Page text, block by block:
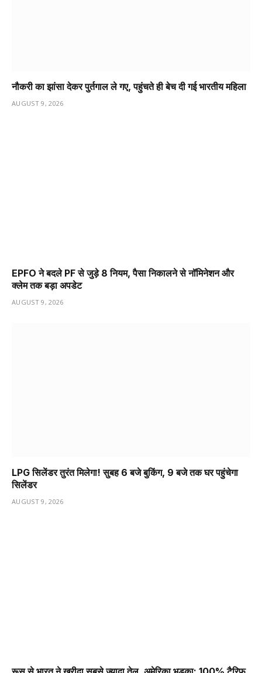
नौकरी का झांसा देकर पुर्तगाल ले गए, पहुंचते ही बेच दी गई भारतीय महिला
AUGUST 9, 2026
EPFO ने बदले PF से जुड़े 8 नियम, पैसा निकालने से नॉमिनेशन और
क्लेम तक बड़ा अपडेट
AUGUST 9, 2026
LPG सिलेंडर तुरंत मिलेगा! सुबह 6 बजे बुकिंग, 9 बजे तक घर पहुंचेगा
सिलेंडर
AUGUST 9, 2026